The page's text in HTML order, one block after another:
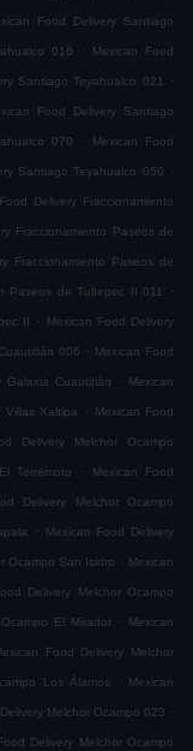
Food Delivery Santiago
016 . Mexican Food
Santiago Teyahualco 021 .
Food Delivery Santiago
070 . Mexican Food
Santiago Teyahualco 050 .
Delivery Fraccionamiento
Fraccionamiento Paseos de
Fraccionamiento Paseos de
Paseos de Tultepec II 011 .
II . Mexican Food Delivery
006 . Mexican Food
Galaxia Cuautitlán . Mexican
Villas Xaltipa . Mexican Food
Delivery Melchor Ocampo
Terremoto . Mexican Food
Delivery Melchor Ocampo
. Mexican Food Delivery
Ocampo San Isidro . Mexican
Delivery Melchor Ocampo
El Mirador . Mexican
Food Delivery Melchor
Los Álamos . Mexican
Melchor Ocampo 023 .
Delivery Melchor Ocampo